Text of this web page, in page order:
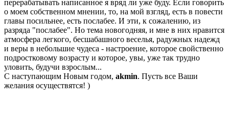
перерабатывать написанное я вряд ли уже буду. Если говорить
о моем собственном мнении, то, на мой взгляд, есть в повести
главы посильнее, есть послабее. И эти, к сожалению, из
разряда "послабее". Но тема новогодняя, и мне в них нравится
атмосфера легкого, бесшабашного веселья, радужных надежд
и веры в небольшие чудеса - настроение, которое свойственно
подростковому возрасту и которое, увы, уже так трудно
уловить, будучи взрослым...
С наступающим Новым годом, akmin. Пусть все Ваши
желания осуществятся! )